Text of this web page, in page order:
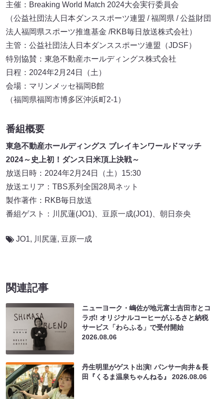
主催：Breaking World Match 2024大会実行委員会
（公益社団法人日本ダンススポーツ連盟 / 福岡県 / 公益財団
法人福岡県スポーツ推進基金 /RKB毎日放送株式会社）
主管：公益社団法人日本ダンススポーツ連盟（JDSF）
特別協賛：東急不動産ホールディングス株式会社
日程：2024年2月24日（土）
会場：マリンメッセ福岡B館
（福岡県福岡市博多区沖浜町2-1）
番組概要
東急不動産ホールディングス ブレイキンワールドマッチ
2024～史上初！ダンス日米頂上決戦～
放送日時：2024年2月24日（土）15:30
放送エリア：TBS系列全国28局ネット
製作著作：RKB毎日放送
番組ゲスト：川尻蓮(JO1)、豆原一成(JO1)、朝日奈央
JO1, 川尻蓮, 豆原一成
関連記事
ニューヨーク・嶋佐が地元富士吉田市とコ
ラボ! オリジナルコーヒーがふるさと納税
サービス「わらふる」で受付開始
2026.08.06
丹生明里がゲスト出演! パンサー向井＆長
田『くるま温泉ちゃんねる』2026.08.06